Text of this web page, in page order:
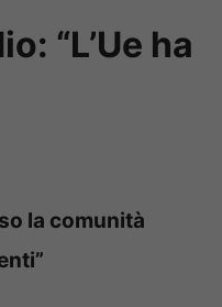
“L’Ue ha
la comunità